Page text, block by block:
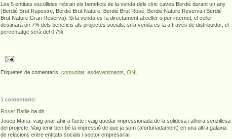
Les 5 entitats escollides rebran els beneficis de la venda dels cinc caves Berdié durant un any
(Berdié Brut Rupestre, Berdié Brut Nature, Berdié Brut Rosé, Berdié Nature Reserva i Berdié
Brut Nature Gran Reserva). Si la venda es fa directament al celler o per internet, el celler
destinarà un 7% dels beneficis als projectes socials, si la venda es fa a través de distribuidor, el
percentatge serà del 0’7%.
Etiquetes de comentaris: comunitat esdeveniments ONL
1 comentaris:
Roser Batlle ha dit...
Josep Maria, vaig anar ahir a l'acte i vaig quedar impressionada de la solidesa i alhora senzillesa
del projecte. Vaig tenir ben bé la impressió de que ja som (afortunadament) en una altra galaxia
de relacions entre entitats socials i sector empresarial.